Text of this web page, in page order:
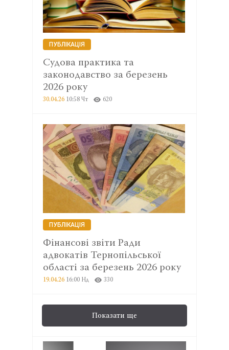
ПУБЛІКАЦІЯ
Судова практика та
законодавство за березень
2026 року
30.04.26 10:58 Чт 620
ПУБЛІКАЦІЯ
Фінансові звіти Ради
адвокатів Тернопільської
області за березень 2026 року
19.04.26 16:00 Нд 330
Показати ще